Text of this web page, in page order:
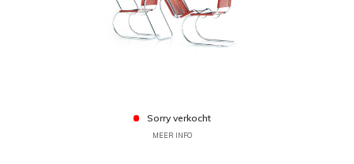
Sorry verkocht
MEER INFO